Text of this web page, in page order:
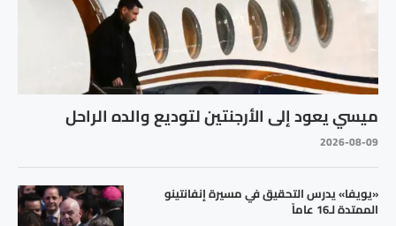
ميسي يعود إلى الأرجنتين لتوديع والده الراحل
2026-08-09
«يويفا» يدرس التحقيق في مسيرة إنفانتينو
الممتدة لـ16 عاماً